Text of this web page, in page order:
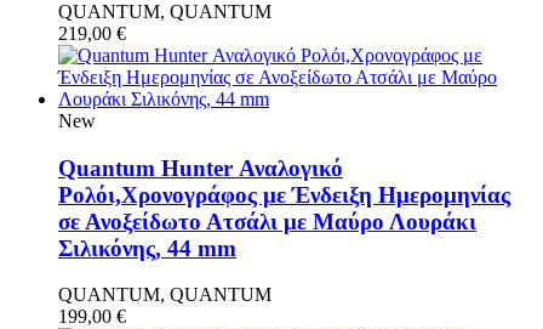
QUANTUM, QUANTUM
219,00 €
New
Quantum Hunter Αναλογικό
Ρολόι,Χρονογράφος με Ένδειξη Ημερομηνίας
σε Ανοξείδωτο Ατσάλι με Μαύρο Λουράκι
Σιλικόνης, 44 mm
QUANTUM, QUANTUM
199,00 €